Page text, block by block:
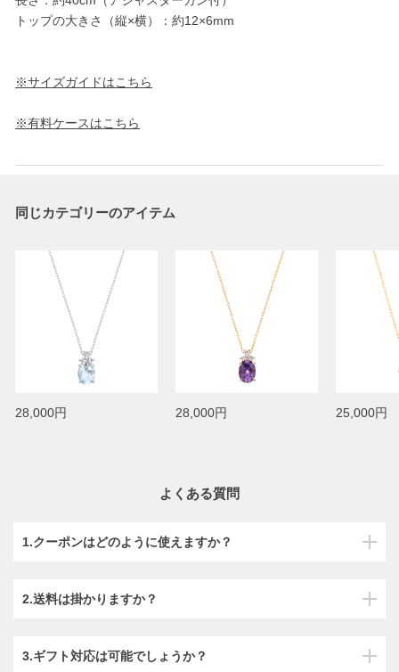
トップの大きさ（縦×横）：約12×6mm
※サイズガイドはこちら
※有料ケースはこちら
同じカテゴリーのアイテム
28,000円 28,000円 25,000円
よくある質問
1.クーポンはどのように使えますか？
2.送料は掛かりますか？
3.ギフト対応は可能でしょうか？